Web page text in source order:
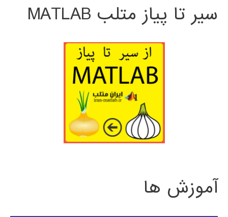
سیر تا پیاز متلب MATLAB
آموزش ها